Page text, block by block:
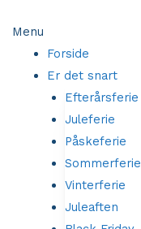
Menu
Forside
Er det snart
Efterårsferie
Juleferie
Påskeferie
Sommerferie
Vinterferie
Juleaften